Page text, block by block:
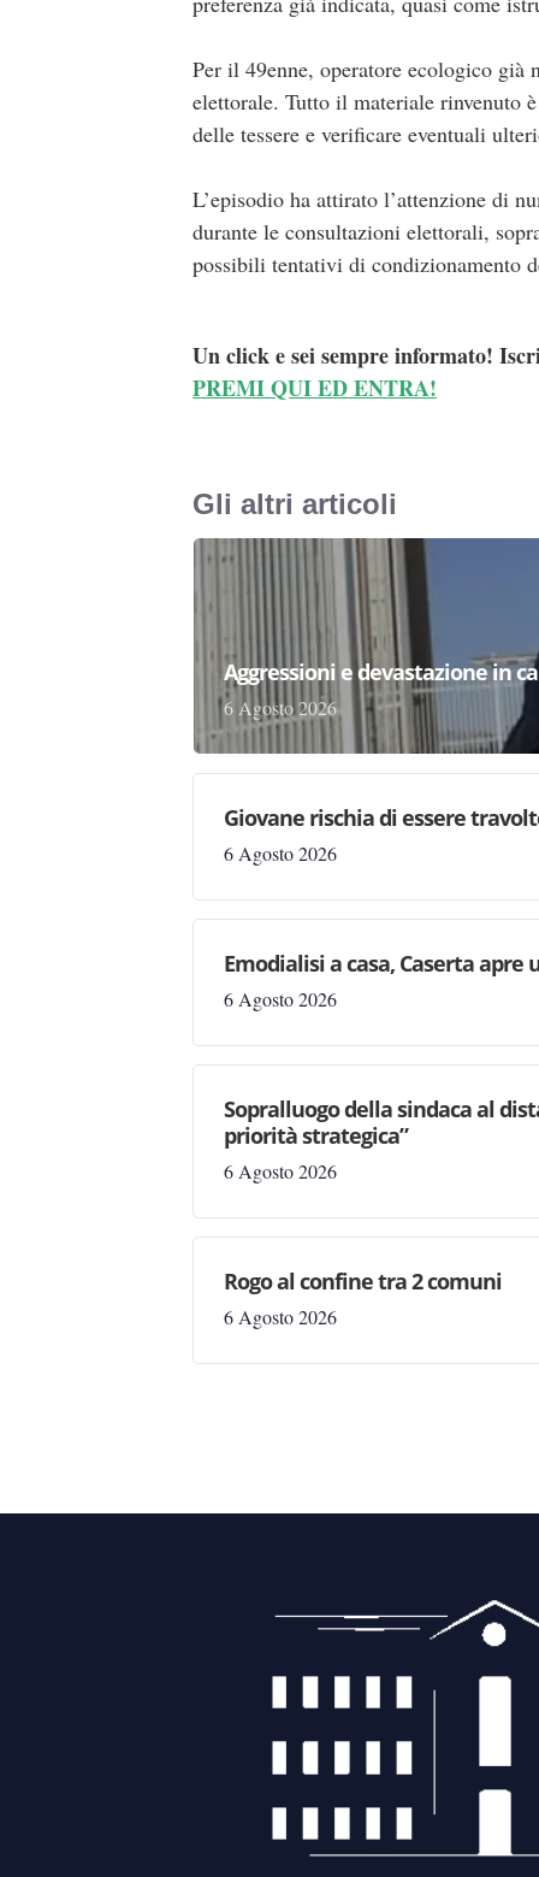
Per il 49enne, operatore ecologico già
elettorale. Tutto il materiale rinvenuto
delle tessere e verificare eventuali
L’episodio ha attirato l’attenzione di
durante le consultazioni elettorali,
possibili tentativi di condizionamento
Un click e sei sempre informato!
PREMI QUI ED ENTRA!
Gli altri articoli
Aggressioni e devastazione in
6 Agosto 2026
Giovane rischia di essere
6 Agosto 2026
Emodialisi a casa, Caserta apre
6 Agosto 2026
Sopralluogo della sindaca al
priorità strategica”
6 Agosto 2026
Rogo al confine tra 2 comuni
6 Agosto 2026